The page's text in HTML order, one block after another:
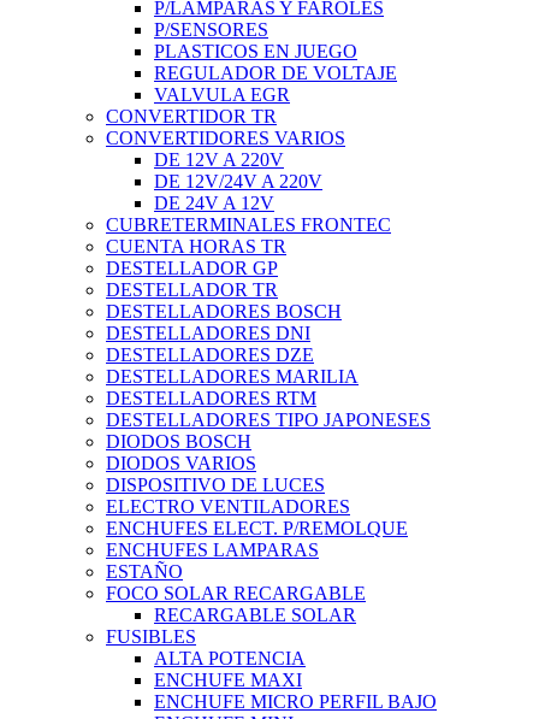
P/LAMPARAS Y FAROLES
P/SENSORES
PLASTICOS EN JUEGO
REGULADOR DE VOLTAJE
VALVULA EGR
CONVERTIDOR TR
CONVERTIDORES VARIOS
DE 12V A 220V
DE 12V/24V A 220V
DE 24V A 12V
CUBRETERMINALES FRONTEC
CUENTA HORAS TR
DESTELLADOR GP
DESTELLADOR TR
DESTELLADORES BOSCH
DESTELLADORES DNI
DESTELLADORES DZE
DESTELLADORES MARILIA
DESTELLADORES RTM
DESTELLADORES TIPO JAPONESES
DIODOS BOSCH
DIODOS VARIOS
DISPOSITIVO DE LUCES
ELECTRO VENTILADORES
ENCHUFES ELECT. P/REMOLQUE
ENCHUFES LAMPARAS
ESTAÑO
FOCO SOLAR RECARGABLE
RECARGABLE SOLAR
FUSIBLES
ALTA POTENCIA
ENCHUFE MAXI
ENCHUFE MICRO PERFIL BAJO